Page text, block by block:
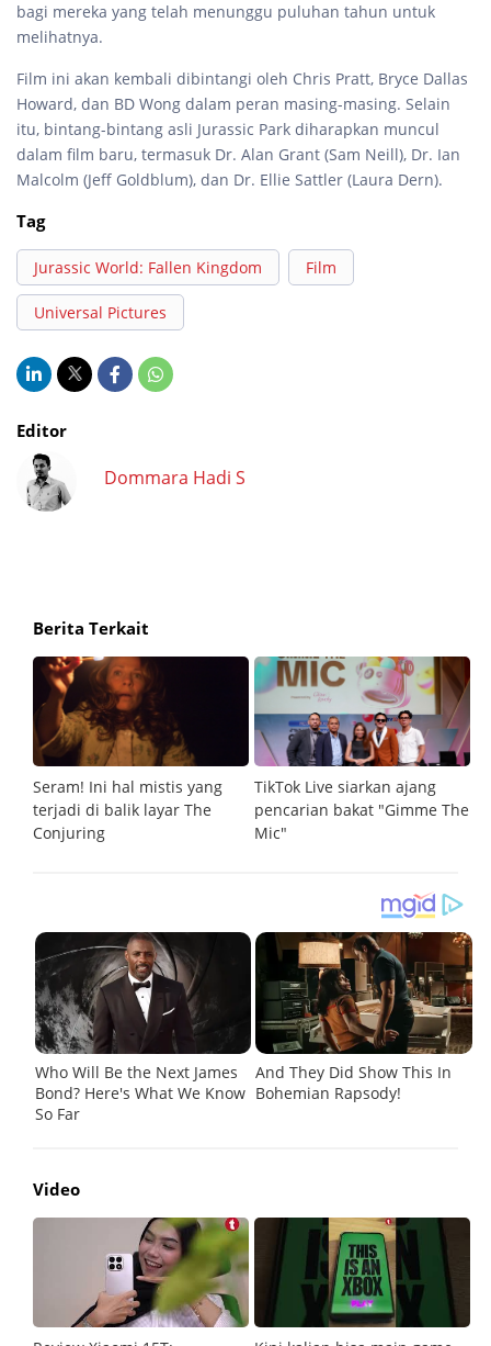
bagi mereka yang telah menunggu puluhan tahun untuk
melihatnya.
Film ini akan kembali dibintangi oleh Chris Pratt, Bryce Dallas
Howard, dan BD Wong dalam peran masing-masing. Selain
itu, bintang-bintang asli Jurassic Park diharapkan muncul
dalam film baru, termasuk Dr. Alan Grant (Sam Neill), Dr. Ian
Malcolm (Jeff Goldblum), dan Dr. Ellie Sattler (Laura Dern).
Tag
Jurassic World: Fallen Kingdom Film
Universal Pictures
Editor
Dommara Hadi S
Berita Terkait
Seram! Ini hal mistis yang
terjadi di balik layar The
Conjuring
TikTok Live siarkan ajang
pencarian bakat "Gimme The
Mic"
Video